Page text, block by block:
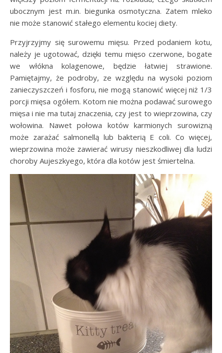
ubocznym jest m.in. biegunka osmotyczna. Zatem mleko
nie może stanowić stałego elementu kociej diety.
Przyjrzyjmy się surowemu mięsu. Przed podaniem kotu,
należy je ugotować, dzięki temu mięso czerwone, bogate
we włókna kolagenowe, będzie łatwiej strawione.
Pamiętajmy, że podroby, ze względu na wysoki poziom
zanieczyszczeń i fosforu, nie mogą stanowić więcej niż 1/3
porcji mięsa ogółem. Kotom nie można podawać surowego
mięsa i nie ma tutaj znaczenia, czy jest to wieprzowina, czy
wołowina. Nawet połowa kotów karmionych surowizną
może zarażać salmonellą lub bakterią E coli. Co więcej,
wieprzowina może zawierać wirusy nieszkodliwej dla ludzi
choroby Aujeszkyego, która dla kotów jest śmiertelna.